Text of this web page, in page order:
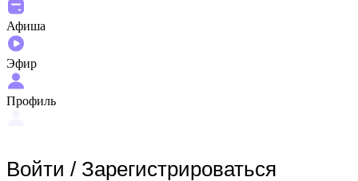
Афиша
Эфир
Профиль
Войти / Зарегистрироваться